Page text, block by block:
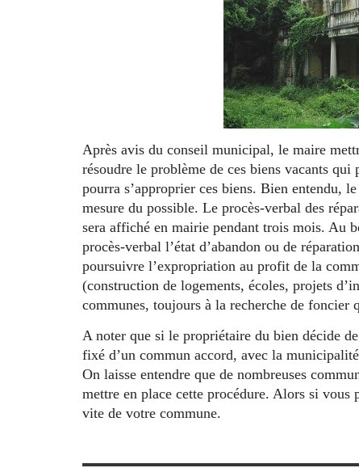
Après avis du conseil municipal, le maire
résoudre le problème de ces biens vacants
pourra s’approprier ces biens. Bien entendu,
mesure du possible. Le procès-verbal des
sera affiché en mairie pendant trois mois. Au
procès-verbal l’état d’abandon ou de
poursuivre l’expropriation au profit de la
(construction de logements, écoles, projets
communes, toujours à la recherche de foncier
A noter que si le propriétaire du bien décide
fixé d’un commun accord, avec la
On laisse entendre que de nombreuses
mettre en place cette procédure. Alors si vous
vite de votre commune.